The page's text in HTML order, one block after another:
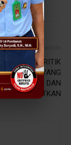
Next article
JADIKAN KRITIK
PAHIT YANG
DAN
MENYEHATKAN